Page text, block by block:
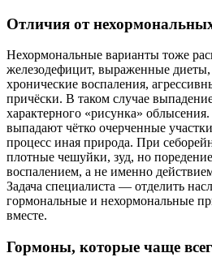
Отличия от
Нехормональные варианты тоже
железодефицит, выраженные диеты,
хронические воспаления,
причёски. В таком случае
характерного «рисунка»
выпадают чётко очерченные
процесс иная природа. При
плотные чешуйки, зуд, но
воспалением, а не именно
Задача специалиста — отделить
гормональные и нехормональные
вместе.
Гормоны, которые чаще